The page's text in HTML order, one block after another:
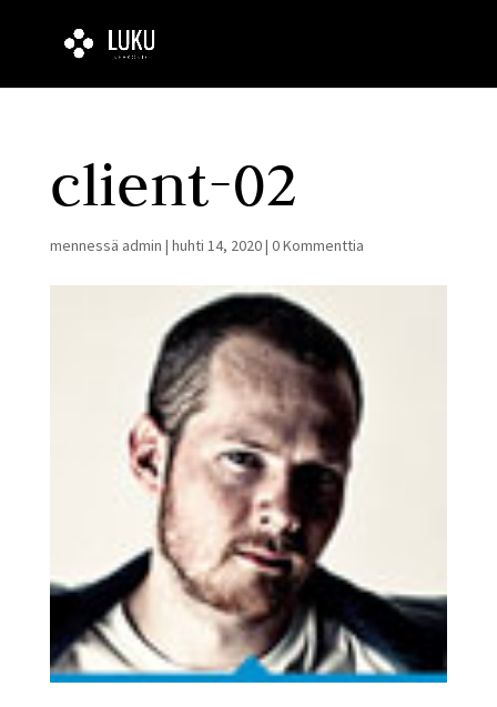
client-02
mennessä admin | huhti 14, 2020| 0 Kommenttia